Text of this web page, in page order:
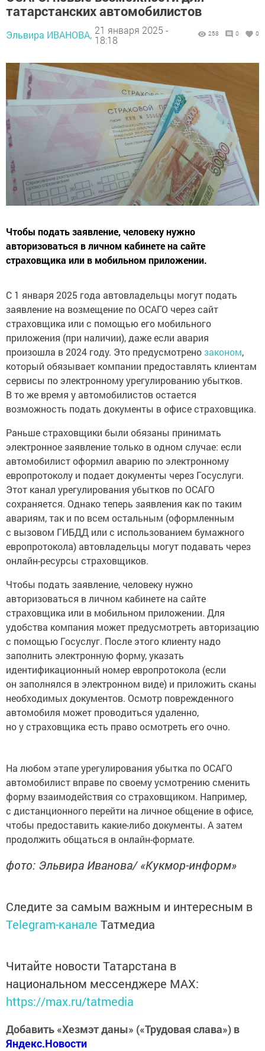
татарстанских автомобилистов
Эльвира ИВАНОВА, 21 января 2025 -
18:18
258 0 0
Чтобы подать заявление, человеку нужно
авторизоваться в личном кабинете на сайте
страховщика или в мобильном приложении.
С 1 января 2025 года автовладельцы могут подать
заявление на возмещение по ОСАГО через сайт
страховщика или с помощью его мобильного
приложения (при наличии), даже если авария
произошла в 2024 году. Это предусмотренозаконом,
который обязывает компании предоставлять клиентам
сервисы по электронному урегулированию убытков.
В то же время у автомобилистов остается
возможность подать документы в офисе страховщика.
Раньше страховщики были обязаны принимать
электронное заявление только в одном случае: если
автомобилист оформил аварию по электронному
европротоколу и подает документы через Госуслуги.
Этот канал урегулирования убытков по ОСАГО
сохраняется. Однако теперь заявления как по таким
авариям, так и по всем остальным (оформленным
с вызовом ГИБДД или с использованием бумажного
европротокола) автовладельцы могут подавать через
онлайн-ресурсы страховщиков.
Чтобы подать заявление, человеку нужно
авторизоваться в личном кабинете на сайте
страховщика или в мобильном приложении. Для
удобства компания может предусмотреть авторизацию
с помощью Госуслуг. После этого клиенту надо
заполнить электронную форму, указать
идентификационный номер европротокола (если
он заполнялся в электронном виде) и приложить сканы
необходимых документов. Осмотр поврежденного
автомобиля может проводиться удаленно,
но у страховщика есть право осмотреть его очно.
На любом этапе урегулирования убытка по ОСАГО
автомобилист вправе по своему усмотрению сменить
форму взаимодействия со страховщиком. Например,
с дистанционного перейти на личное общение в офисе,
чтобы предоставить какие-либо документы. А затем
продолжить общаться в онлайн-формате.
фото: Эльвира Иванова/ «Кукмор-информ»
Следите за самым важным и интересным в
Telegram-канале Татмедиа
Читайте новости Татарстана в
национальном мессенджере MАХ:
https://max.ru/tatmedia
Добавить «Хезмэт даны» («Трудовая слава») в
Яндекс.Новости